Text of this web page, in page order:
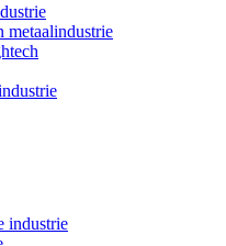
metaalindustrie
industrie